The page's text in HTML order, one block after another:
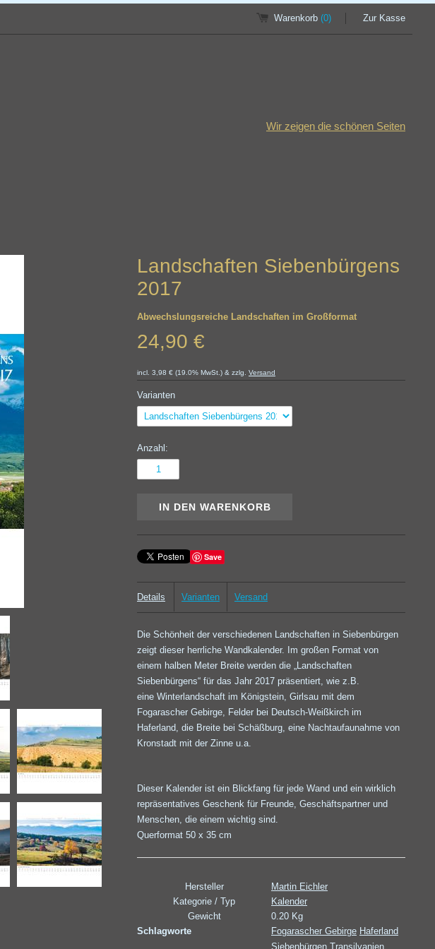
Warenkorb (0) Zur Kasse
Wir zeigen die schönen Seiten
Landschaften Siebenbürgens
2017
Abwechslungsreiche Landschaften im Großformat
24,90 €
incl. 3,98 € (19.0% MwSt.) & zzlg. Versand
Varianten
Anzahl:
Save
Details Varianten Versand
Die Schönheit der verschiedenen Landschaften in Siebenbürgen
zeigt dieser herrliche Wandkalender. Im großen Format von
einem halben Meter Breite werden die „Landschaften
Siebenbürgens“ für das Jahr 2017 präsentiert, wie z.B.
eine Winterlandschaft im Königstein, Girlsau mit dem
Fogarascher Gebirge, Felder bei Deutsch-Weißkirch im
Haferland, die Breite bei Schäßburg, eine Nachtaufaunahme von
Kronstadt mit der Zinne u.a.
Dieser Kalender ist ein Blickfang für jede Wand und ein wirklich
repräsentatives Geschenk für Freunde, Geschäftspartner und
Menschen, die einem wichtig sind.
Querformat 50 x 35 cm
Hersteller
Martin Eichler
Kategorie / Typ
Kalender
Gewicht
0.20 Kg
Schlagworte
Fogarascher Gebirge Haferland
Siebenbürgen Transilvanien